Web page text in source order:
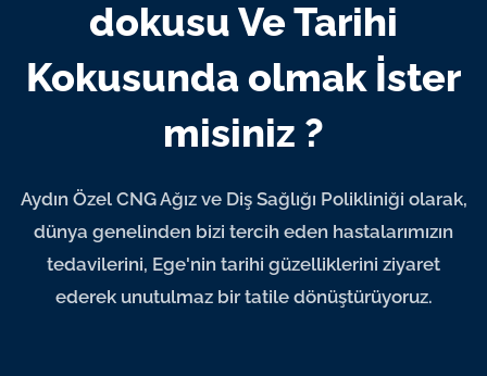
dokusu Ve Tarihi
Kokusunda olmak İster
misiniz ?
Aydın Özel CNG Ağız ve Diş Sağlığı Polikliniği olarak,
dünya genelinden bizi tercih eden hastalarımızın
tedavilerini, Ege'nin tarihi güzelliklerini ziyaret
ederek unutulmaz bir tatile dönüştürüyoruz.